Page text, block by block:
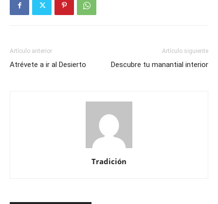
Artículo anterior
Atrévete a ir al Desierto
Artículo siguiente
Descubre tu manantial interior
Tradición